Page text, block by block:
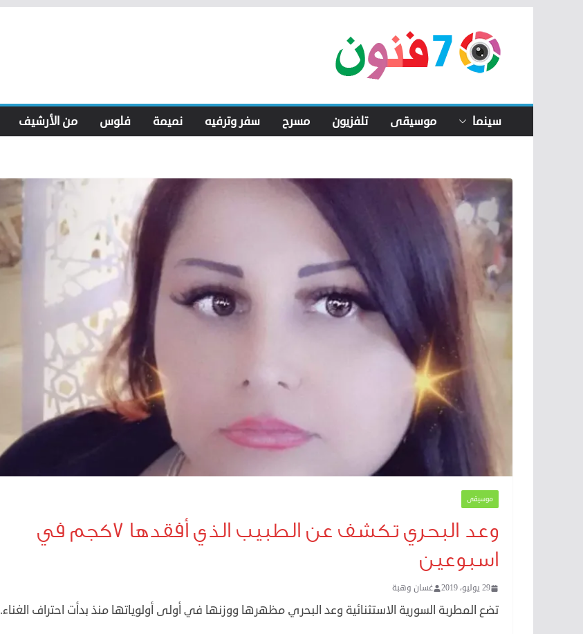
content
سينما موسيقى تلفزيون مسرح سفر وترفيه نميمة فلوس من الأرشيف
موسيقى
وعد البحري تكشف عن الطبيب الذي أفقدها ٧كجم في
اسبوعين
29 يوليو، 2019 غسان وهبة
تضع المطربة السورية الاستثنائية وعد البحري مظهرها ووزنها في أولى أولوياتها منذ بدأت احتراف الغناء.